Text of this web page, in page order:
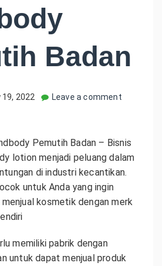
Badan
19, 2022
Leave a comment
Pemutih Badan – Bisnis
lotion menjadi peluang dalam
di industri kecantikan.
untuk Anda yang ingin
kosmetik dengan merk
memiliki pabrik dengan
untuk dapat menjual produk